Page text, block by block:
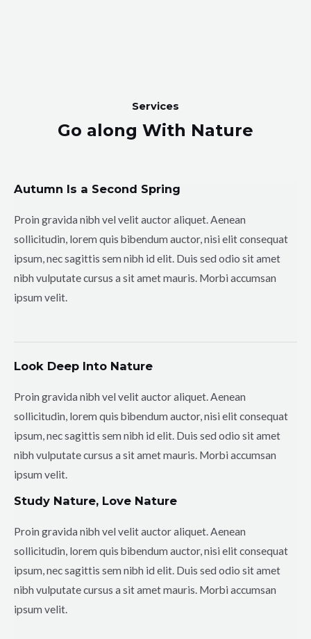
Services
Go along With Nature
Autumn Is a Second Spring
Proin gravida nibh vel velit auctor aliquet. Aenean
sollicitudin, lorem quis bibendum auctor, nisi elit consequat
ipsum, nec sagittis sem nibh id elit. Duis sed odio sit amet
nibh vulputate cursus a sit amet mauris. Morbi accumsan
ipsum velit.
Look Deep Into Nature
Proin gravida nibh vel velit auctor aliquet. Aenean
sollicitudin, lorem quis bibendum auctor, nisi elit consequat
ipsum, nec sagittis sem nibh id elit. Duis sed odio sit amet
nibh vulputate cursus a sit amet mauris. Morbi accumsan
ipsum velit.
Study Nature, Love Nature
Proin gravida nibh vel velit auctor aliquet. Aenean
sollicitudin, lorem quis bibendum auctor, nisi elit consequat
ipsum, nec sagittis sem nibh id elit. Duis sed odio sit amet
nibh vulputate cursus a sit amet mauris. Morbi accumsan
ipsum velit.